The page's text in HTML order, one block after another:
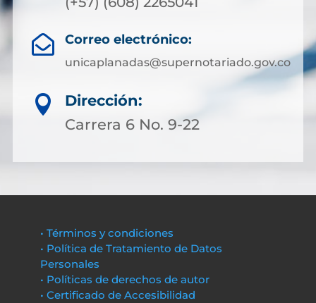
 Correo electrónico:
unicaplanadas@supernotariado.gov.co

Dirección:
Carrera 6 No. 9-22
• Términos y condiciones
• Política de Tratamiento de Datos
Personales
• Políticas de derechos de autor
• Certificado de Accesibilidad